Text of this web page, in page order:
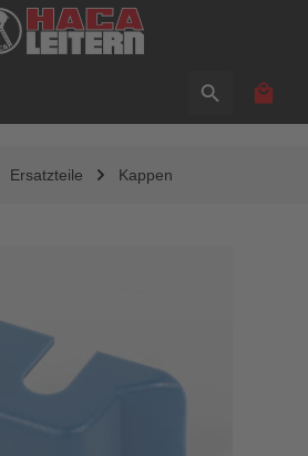
Ersatzteile Kappen